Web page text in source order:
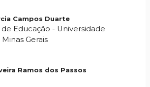
Campos Duarte
Educação - Universidade
Gerais
Ramos dos Passos